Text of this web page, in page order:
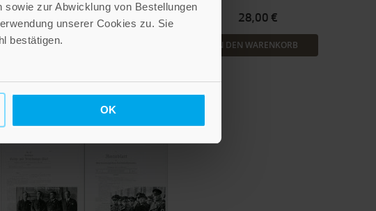
zur Abwicklung von Bestellungen
unserer Cookies zu. Sie
bestätigen.
OK
Band 230
28,00 €
IN DEN WARENKORB